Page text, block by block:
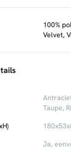
te beschermen
100%
Velvet,
Taupe,
Ja,